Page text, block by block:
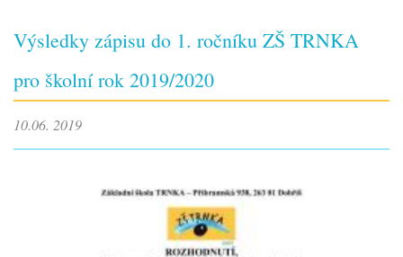
Výsledky zápisu do 1. ročníku ZŠ TRNKA
pro školní rok 2019/2020
10.06. 2019